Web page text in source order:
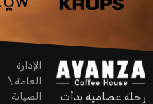
رحلة عصامية بدأت
الإدارة
العامة \
الصيانة